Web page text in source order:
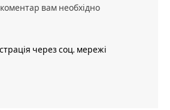
вам необхідно
через соц. мережі